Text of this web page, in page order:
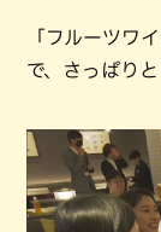
「フルーツワ
で、さっぱり